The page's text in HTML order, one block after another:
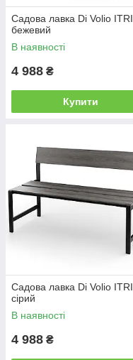
Садова лавка Di Volio ITRI
бежевий
В наявності
4 988 ₴
Купити
Садова лавка Di Volio ITRI
сірий
В наявності
4 988 ₴